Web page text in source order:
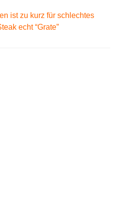
ist zu kurz für schlechtes
echt “Grate”